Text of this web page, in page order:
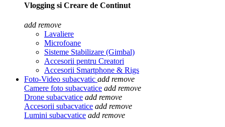
Vlogging si Creare de Continut
add remove
Lavaliere
Microfoane
Sisteme Stabilizare (Gimbal)
Accesorii pentru Creatori
Accesorii Smartphone & Rigs
Foto-Video subacvatic add remove
Camere foto subacvatice add remove
Drone subacvatice add remove
Accesorii subacvatice add remove
Lumini subacvatice add remove